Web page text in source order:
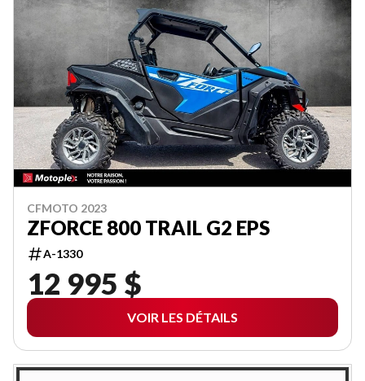
CFMOTO 2023
ZFORCE 800 TRAIL G2 EPS
A-1330
12 995 $
VOIR LES DÉTAILS